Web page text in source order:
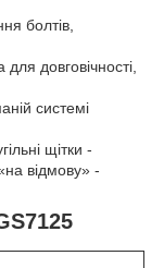
болтів,
для довговічності,
системі
щітки -
відмову» -